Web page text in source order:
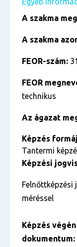
A szakma
A szakma
FEOR-szám:
FEOR
technikus
Az ágazat
Képzés
Tantermi
Képzési
méréssel
Képzés
dokumentum: